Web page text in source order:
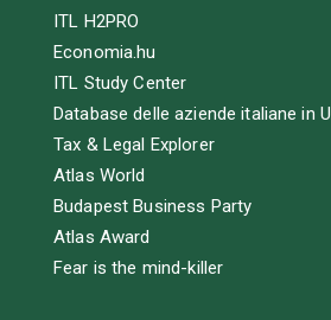
ITL H2PRO
Economia.hu
ITL Study Center
Database delle aziende italiane in
Tax & Legal Explorer
Atlas World
Budapest Business Party
Atlas Award
Fear is the mind-killer